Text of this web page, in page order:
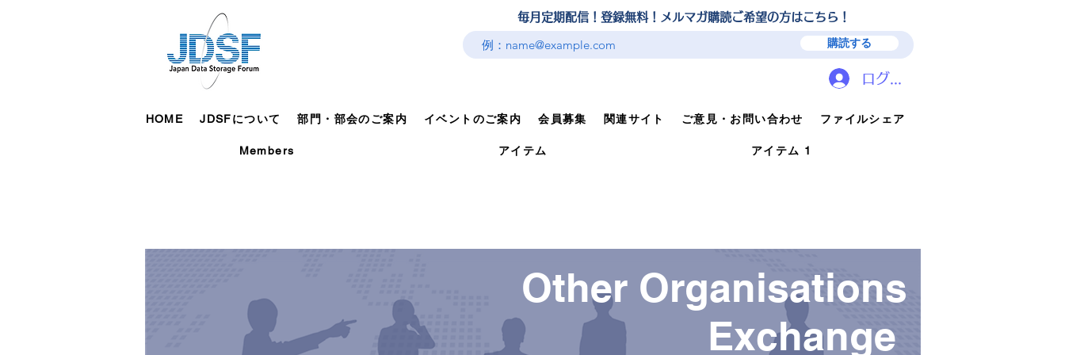
​毎月定期配信！登録無料！メルマガ購読ご希望の方はこちら！
購読する
HOME JDSFについて 部門・部会のご案内 イベントのご案内 会員募集 関連サイト ご意見・お問い合わせ ファイルシェア
Members アイテム アイテム 1
ログイン
Other Organisations
Exchange